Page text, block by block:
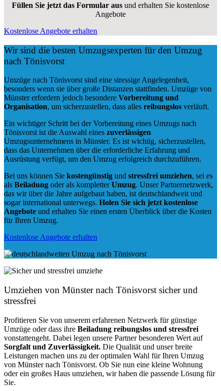
Füllen Sie jetzt das Formular aus und erhalten Sie kostenlose
Angebote
Kostenlose Angebote erhalten
Wir sind die besten Umzugsexperten für den Umzug
nach Tönisvorst
Umzüge nach Tönisvorst sind eine stressige Angelegenheit,
besonders wenn sie über große Distanzen stattfinden. Umzüge von
Münster erfordern jedoch besondere Vorbereitung und
Organisation, um sicherzustellen, dass alles reibungslos verläuft.
Ein wichtiger Schritt bei der Vorbereitung eines Umzugs nach
Tönisvorst ist die Auswahl eines zuverlässigen
Umzugsunternehmens in Münster. Es ist wichtig, sicherzustellen,
dass das Unternehmen über die erforderliche Erfahrung und
Ausrüstung verfügt, um den Umzug erfolgreich durchzuführen.
Bei uns können Sie kostengünstig und stressfrei umziehen, sei es
als Beiladung oder als kompletterUmzug. Unser Partnernetzwerk,
das wir über die Jahre aufgebaut haben, ist deutschlandweit und
sogar international unterwegs. Holen Sie sich jetzt kostenlose
Angebote und erhalten Sie einen ersten Überblick über die Kosten
für Ihren Umzug.
Kostenlose Angebote erhalten
Umziehen von Münster nach Tönisvorst sicher und
stressfrei
Profitieren Sie von unserem erfahrenen Netzwerk für günstige
Umzüge oder dass ihre Beiladung reibungslos und stressfrei
vonstattengeht. Dabei legen unsere Partner besonderen Wert auf
Sorgfalt und Zuverlässigkeit. Die Qualität und unser breite
Leistungen machen uns zu der optimalen Wahl für Ihren Umzug
von Münster nach Tönisvorst. Ob Sie nun eine kleine Wohnung
oder ein großes Haus umziehen, wir haben die passende Lösung für
Sie.